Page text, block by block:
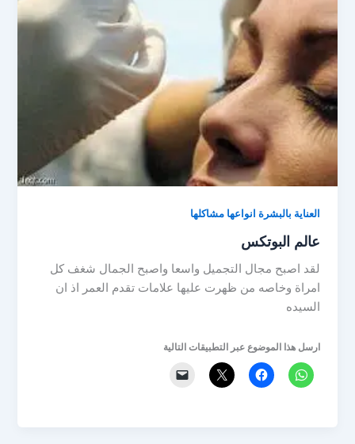
العناية بالبشرة انواعها مشاكلها
عالم البوتكس
لقد اصبح مجال التجميل واسعا واصبح الجمال شغف كل
امراة وخاصه من ظهرت عليها علامات تقدم العمر اذ ان
السيده
ارسل هذا الموضوع عبر التطبيقات التالية